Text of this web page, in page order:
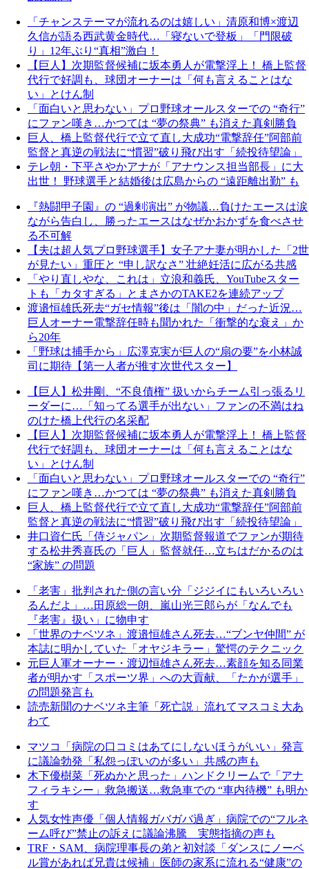
「チャンステーマが流れるのは嬉しい」清原和博×渡辺
久信が語る西武黄金時代…「寝ないで登板」「門限破
り」12年ぶり“真相”激白！
【巨人】次期監督候補に坂本勇人が電撃浮上！ 橋上監督
代行で好調も、球団オーナーは「何も言えることはな
い」とけん制
「面白いと思わない」プロ野球オールスターでの “奇行”
にファン嘆き…かつては “夢の祭典” も消えた真剣勝負
巨人、橋上監督代行で立て直し大成功“電撃辞任”阿部前
監督と真逆の戦法に“慣習”破り飛び出す「続投待望論」
テレ朝・下平さやかアナが「アナウンス担当部長」に大
出世！ 野球選手と結婚後は広島からの “遠距離出勤” も
『熱闘甲子園』の “過剰演出” が物議…負けたエースは涙
ながら告白し、勝ったエースはなぜかおかずを食べさせ
る不可解
【夫は超人気プロ野球選手】女子アナ妻が明かした「2世
が見たい」重圧と “申し訳なさ” 壮絶妊活に広がる共感
「やり直しやな、これは」立浪和義氏、YouTubeスター
トも「カタすぎる」とまさかのTAKE2を連続アップ
渡邉恒雄氏死去“ガセ情報”後は「闇の中」だった近況…
巨人オーナー電撃辞任時も聞かれた「衝撃的な衰え」か
ら20年
「野球は捕手から」広澤克実が巨人の“扇の要”を小林誠
司に期待【第一人者が推す次世代スター】
【巨人】松井剛、“不良債権” 扱いからチーム引っ張るリ
ーダーに…「知ってる選手が出ない」ファンの不満はね
のけた橋上代行の名采配
【巨人】次期監督候補に坂本勇人が電撃浮上！ 橋上監督
代行で好調も、球団オーナーは「何も言えることはな
い」とけん制
「面白いと思わない」プロ野球オールスターでの “奇行”
にファン嘆き…かつては “夢の祭典” も消えた真剣勝負
巨人、橋上監督代行で立て直し大成功“電撃辞任”阿部前
監督と真逆の戦法に“慣習”破り飛び出す「続投待望論」
井口資仁氏「侍ジャパン」次期監督報道でファンが期待
する松井秀喜氏の「巨人」監督就任…立ちはだかるのは
“家族” の問題
「老害」批判された側の言い分「ジジイにもいろいろい
るんだよ」…田原総一朗、嵐山光三郎らが「なんでも
『老害』扱い」に物申す
「世界のナベツネ」渡邉恒雄さん死去…“ブンヤ仲間” が
本誌に明かしていた「オヤジキラー」驚愕のテクニック
元巨人軍オーナー・渡辺恒雄さん死去…素顔を知る同業
者が明かす「スポーツ界」への大貢献、「たかが選手」
の問題発言も
読売新聞のナベツネ主筆「死亡説」流れてマスコミ大あ
わて
マツコ「病院の口コミはあてにしないほうがいい」発言
に議論勃発「私怨っぽいのが多い」共感の声も
木下優樹菜「死ぬかと思った」ハンドクリームで「アナ
フィラキシー」救急搬送…救急車での “車内待機” も明か
す
人気女性声優「個人情報ガバガバ過ぎ」病院での“フルネ
ーム呼び”禁止の訴えに議論沸騰 実態指摘の声も
TRF・SAM、病院理事長の弟と初対談「ダンスにノーベ
ル賞があれば兄貴は候補」医師の家系に流れる“健康”の